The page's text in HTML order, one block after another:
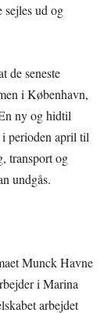
ud og
de seneste
i København,
ny og hidtil
perioden april til
transport og
undgås.
Munck Havne
i Marina
arbejdet